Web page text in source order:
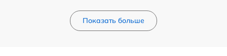
Показать больше